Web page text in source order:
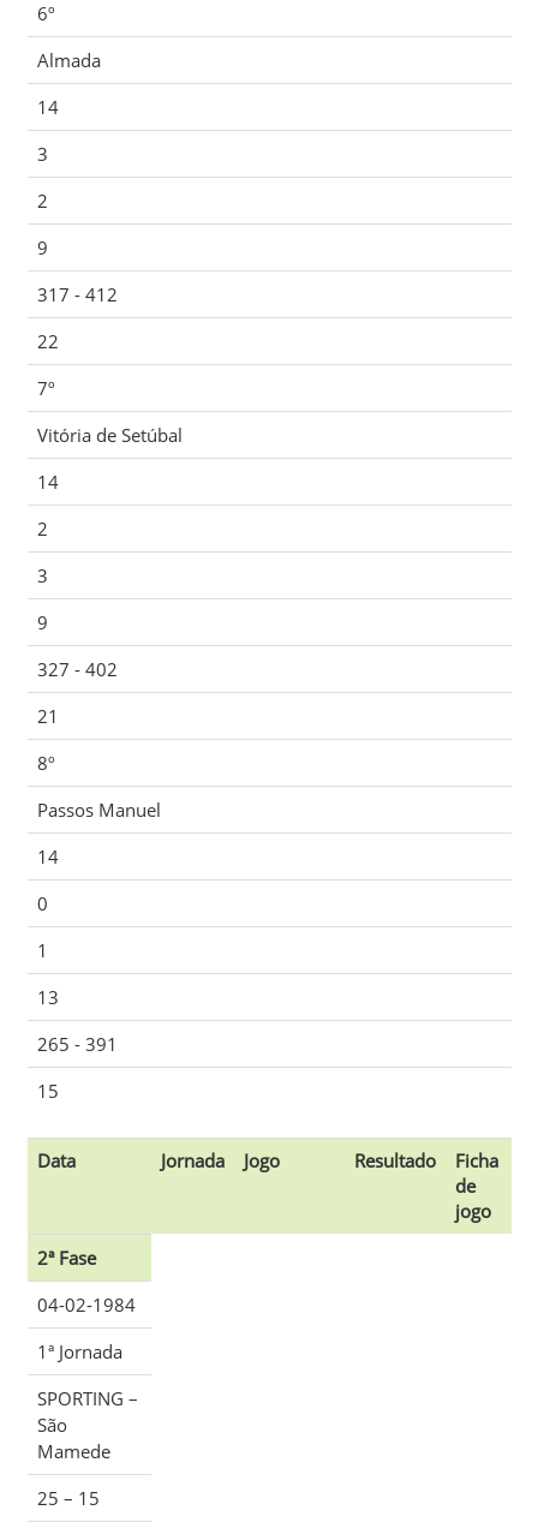
6º
Almada
14
3
2
9
317 - 412
22
7º
Vitória de Setúbal
14
2
3
9
327 - 402
21
8º
Passos Manuel
14
0
1
13
265 - 391
15
Data Jornada Jogo Resultado
Ficha
de
jogo
2ª Fase
04-02-1984
1ª Jornada
SPORTING –
São
Mamede
25 – 15